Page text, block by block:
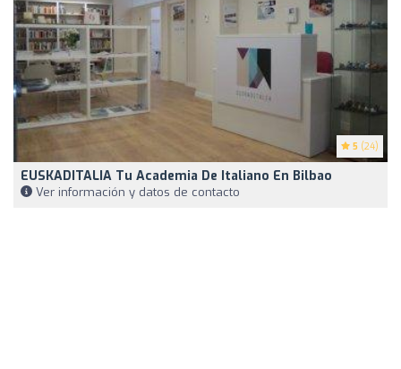
5 (24)
EUSKADITALIA Tu Academia De Italiano En Bilbao
Ver información y datos de contacto